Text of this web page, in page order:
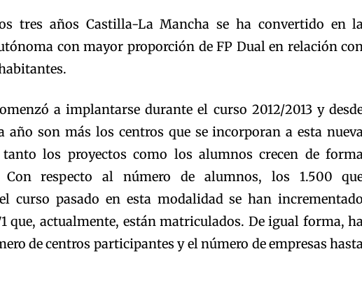
tres años Castilla-La Mancha se ha convertido en
con mayor proporción de FP Dual en relación
a implantarse durante el curso 2012/2013 y
año son más los centros que se incorporan a esta
los proyectos como los alumnos crecen de
Con respecto al número de alumnos, los 1.500
curso pasado en esta modalidad se han incrementado
que, actualmente, están matriculados. De igual forma,
de centros participantes y el número de empresas